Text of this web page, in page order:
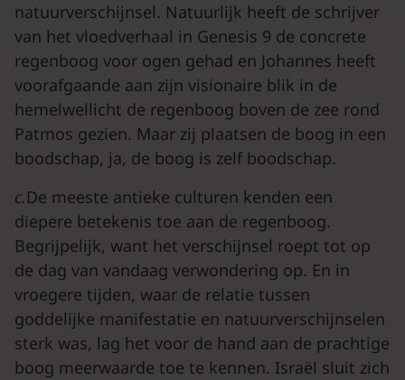
natuurverschijnsel. Natuurlijk heeft de schrijver
van het vloedverhaal in Genesis 9 de concrete
regenboog voor ogen gehad en Johannes heeft
voorafgaande aan zijn visionaire blik in de
hemelwellicht de regenboog boven de zee rond
Patmos gezien. Maar zij plaatsen de boog in een
boodschap, ja, de boog is zelf boodschap.
c.De meeste antieke culturen kenden een
diepere betekenis toe aan de regenboog.
Begrijpelijk, want het verschijnsel roept tot op
de dag van vandaag verwondering op. En in
vroegere tijden, waar de relatie tussen
goddelijke manifestatie en natuurverschijnselen
sterk was, lag het voor de hand aan de prachtige
boog meerwaarde toe te kennen. Israël sluit zich